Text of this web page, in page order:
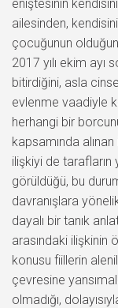
eniştesinin
ailesinden,
çocuğunun
2017 yılı ekim ayı
bitirdiğini, asla
evlenme vaadiyle
herhangi bir
kapsamında
ilişkiyi de tarafların
görüldüğü, bu
davranışlara
dayalı bir tanık
arasındaki ilişkinin
konusu fiillerin
çevresine
olmadığı,